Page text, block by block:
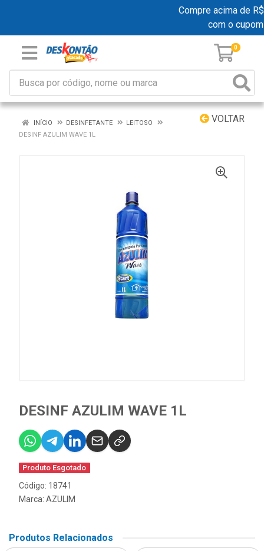
Compre acima de
com o cupom
0
VOLTAR
INÍCIO DESINFETANTE
LEITOSO
DESINF AZULIM WAVE 1L
DESINF AZULIM WAVE 1L
Produto Esgotado
Código: 18741
Marca: AZULIM
Produtos Relacionados